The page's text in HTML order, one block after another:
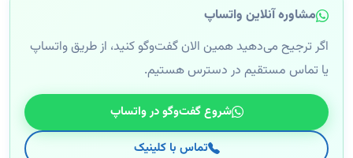
مشاوره آنلاین واتساپ
اگر ترجیح می‌دهید همین الان گفت‌وگو کنید، از طریق واتساپ
یا تماس مستقیم در دسترس هستیم.
شروع گفت‌وگو در واتساپ
تماس با کلینیک